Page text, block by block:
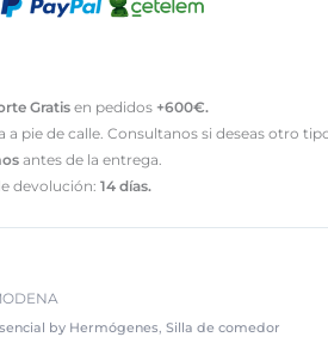
Gratis en pedidos+600€.
a pie de calle. Consultanos si deseas otro
antes de la entrega.
devolución: 14 días.
by Hermógenes Silla de comedor